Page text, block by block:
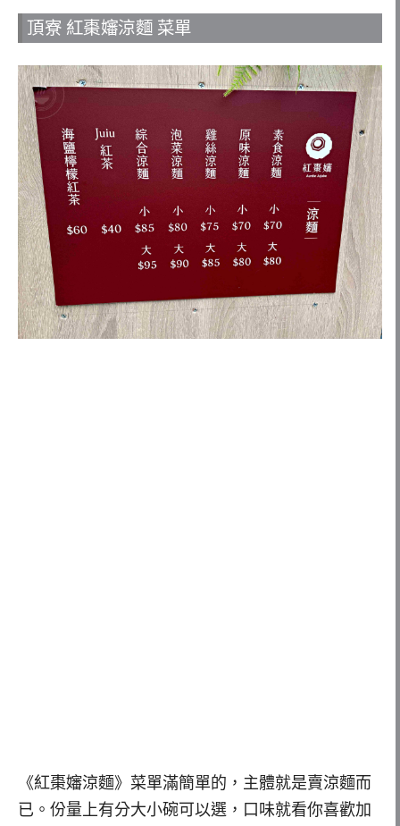
頂寮 紅棗嬸涼麵 菜單
《紅棗嬸涼麵》菜單滿簡單的，主體就是賣涼麵而
已。份量上有分大小碗可以選，口味就看你喜歡加